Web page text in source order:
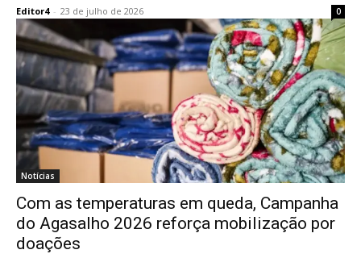
Editor4 - 23 de julho de 2026 0
Notícias
Com as temperaturas em queda, Campanha
do Agasalho 2026 reforça mobilização por
doações